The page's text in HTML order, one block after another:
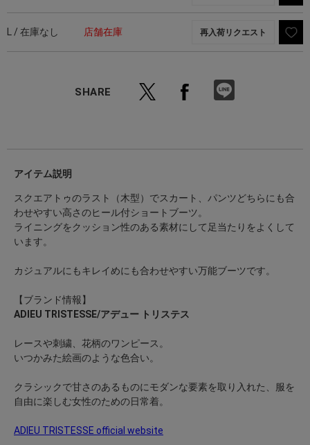
L / 在庫なし 店舗在庫 再入荷リクエスト
SHARE
アイテム説明
スクエアトゥのラスト（木型）でスカート、パンツどちらにも合
わせやすい高さのヒール付ショートブーツ。
ライニングをクッション性のある素材にして足当たりをよくして
います。
カジュアルにもキレイめにも合わせやすい万能ブーツです。
【ブランド情報】
ADIEU TRISTESSE/アデュー トリステス
レースや刺繍、花柄のワンピース。
いつかみた絵画のような色合い。
クラシックで甘さのあるものにモダンな要素を取り入れた、服を
自由に楽しむ女性のための日常着。
ADIEU TRISTESSE official website